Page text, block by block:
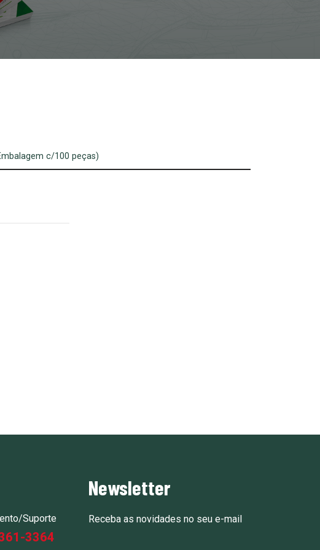
c/100 peças)
Suporte
3364
Newsletter
Receba as novidades no seu e-mail